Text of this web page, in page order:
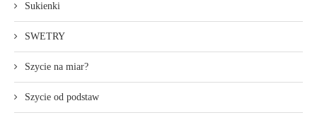
Sukienki
SWETRY
Szycie na miar?
Szycie od podstaw